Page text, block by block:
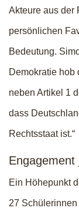
Akteure aus der
persönlichen
Bedeutung.
Demokratie hob
neben Artikel 1
dass
Rechtsstaat ist.“
Ein Höhepunkt
27 Schülerinnen